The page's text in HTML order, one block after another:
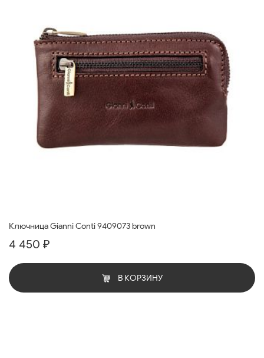
Ключница Gianni Conti 9409073 brown
4 450 ₽
В КОРЗИНУ